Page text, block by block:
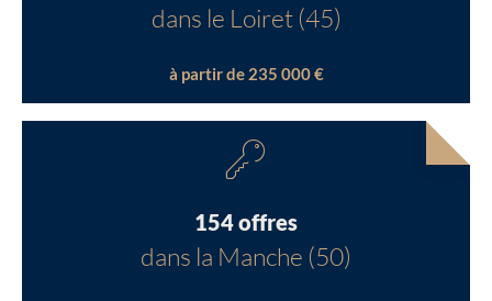
dans le Loiret (45)
à partir de 235 000 €
154 offres
dans la Manche (50)